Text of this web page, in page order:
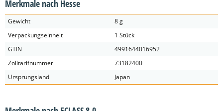
Merkmale nach Hesse
Gewicht
8 g
Verpackungseinheit
1 Stück
GTIN
4991644016952
Zolltarifnummer
73182400
Ursprungsland
Japan